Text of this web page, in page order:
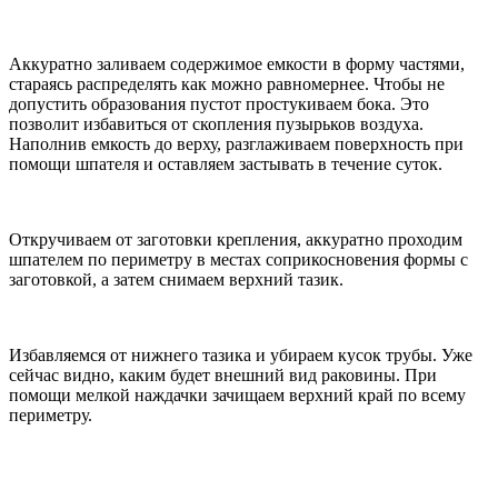
Аккуратно заливаем содержимое емкости в форму частями,
стараясь распределять как можно равномернее. Чтобы не
допустить образования пустот простукиваем бока. Это
позволит избавиться от скопления пузырьков воздуха.
Наполнив емкость до верху, разглаживаем поверхность при
помощи шпателя и оставляем застывать в течение суток.
Откручиваем от заготовки крепления, аккуратно проходим
шпателем по периметру в местах соприкосновения формы с
заготовкой, а затем снимаем верхний тазик.
Избавляемся от нижнего тазика и убираем кусок трубы. Уже
сейчас видно, каким будет внешний вид раковины. При
помощи мелкой наждачки зачищаем верхний край по всему
периметру.